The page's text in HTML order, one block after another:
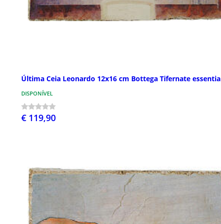
Última Ceia Leonardo 12x16 cm Bottega Tifernate
DISPONÍVEL
€ 119,90